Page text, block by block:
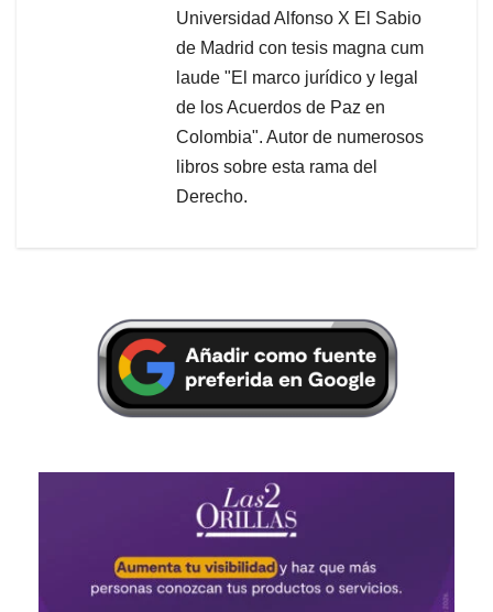
Universidad Alfonso X El Sabio
de Madrid con tesis magna cum
laude "El marco jurídico y legal
de los Acuerdos de Paz en
Colombia". Autor de numerosos
libros sobre esta rama del
Derecho.